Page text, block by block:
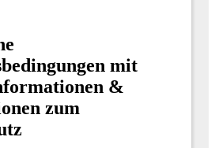
mit
&
zum